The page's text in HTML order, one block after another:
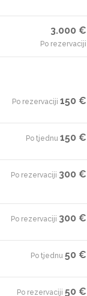
3.000 €
Po rezervaciji
Po rezervaciji·150 €
Po tjednu·150 €
Po rezervaciji·300 €
Po rezervaciji·300 €
Po tjednu·50 €
Po rezervaciji·50 €